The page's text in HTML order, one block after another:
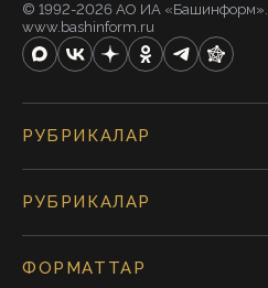
© 1992-2026 АО ИА «Башинформ».
www.bashinform.ru
РУБРИКАЛАР
РУБРИКАЛАР
ФОРМАТТАР